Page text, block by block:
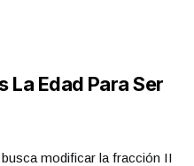
La Edad Para Ser
modificar la fracción II